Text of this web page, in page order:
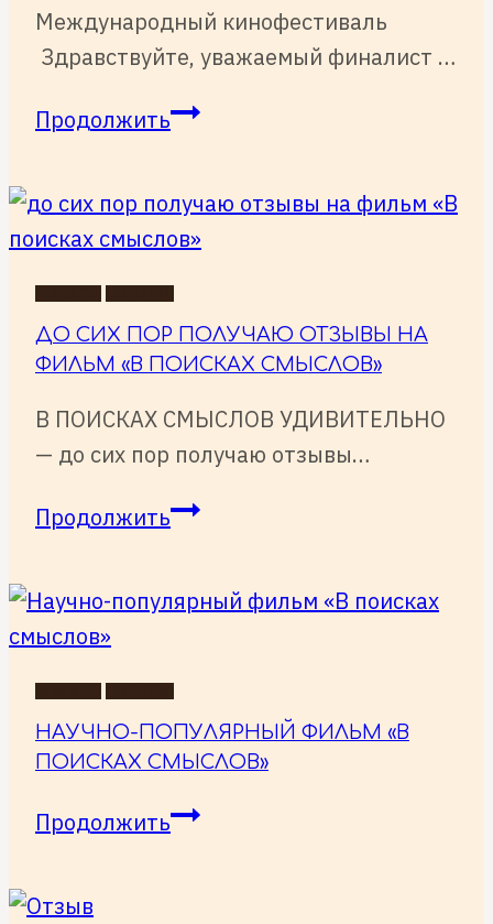
Международный кинофестиваль
Здравствуйте, уважаемый финалист …
ПродолжитьINTERNATIONAL
«ZILANT»
—
финалист!
ДО СИХ ПОР ПОЛУЧАЮ ОТЗЫВЫ НА
ФИЛЬМ «В ПОИСКАХ СМЫСЛОВ»
В ПОИСКАХ СМЫСЛОВ УДИВИТЕЛЬНО
— до сих пор получаю отзывы…
Продолжитьдо
получаю
на
фильм
«В
смыслов»
НАУЧНО-ПОПУЛЯРНЫЙ ФИЛЬМ «В
ПОИСКАХ СМЫСЛОВ»
ПродолжитьНаучно-